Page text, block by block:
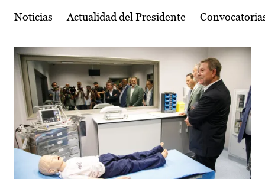
Noticias Actualidad del Presidente